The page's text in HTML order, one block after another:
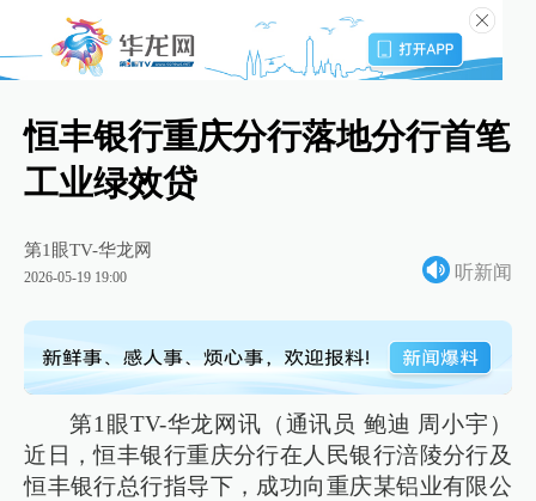
恒丰银行重庆分行落地分行首笔
工业绿效贷
第1眼TV-华龙网
2026-05-19 19:00 听新闻
第1眼TV-华龙网讯（通讯员 鲍迪 周小宇）
近日，恒丰银行重庆分行在人民银行涪陵分行及
恒丰银行总行指导下，成功向重庆某铝业有限公